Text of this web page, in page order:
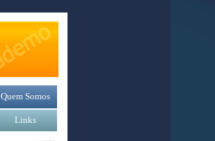
Quem Somos
Links